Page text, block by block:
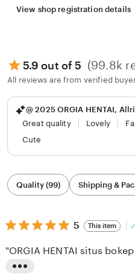
View shop registration details
5.9 out of 5 (99.8k
All reviews are from verified
@ 2025 ORGIA HENTAI,
Great quality
Lovely
Cute
Filter
by
category
Quality (99) Shipping &
5
out
5
stars
5 This item
"ORGIA HENTAI situs